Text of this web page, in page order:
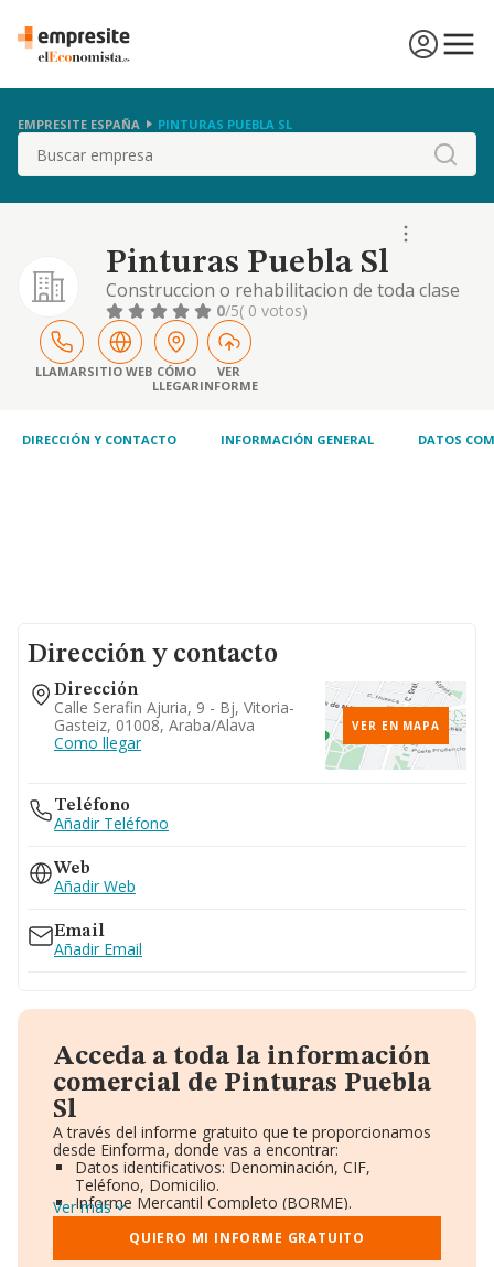
EMPRESITE ESPAÑA PINTURAS PUEBLA SL
Buscar
Pinturas Puebla Sl
Construccion o rehabilitacion de toda clase
de edificaciones.
0/5( 0 votos)
LLAMARSITIO WEB CÓMO
LLEGAR
VER
INFORME
DIRECCIÓN Y CONTACTO INFORMACIÓN GENERAL DATOS
Dirección y contacto
Dirección
Calle Serafin Ajuria, 9 - Bj, Vitoria-
Gasteiz, 01008, Araba/alava
Como llegar
VER EN MAPA
Teléfono
Añadir Teléfono
Web
Añadir Web
Email
Añadir Email
Acceda a toda la información
comercial de Pinturas Puebla
Sl
A través del informe gratuito que te proporcionamos
desde Einforma, donde vas a encontrar:
Datos identificativos: Denominación, CIF,
Teléfono, Domicilio.
Informe Mercantil Completo (BORME).
Gráficos de Evolución Ventas y Empleados.
Consejo de Administración y Administradores.
Directivos y Ejecutivos.
Ver más
QUIERO MI INFORME GRATUITO